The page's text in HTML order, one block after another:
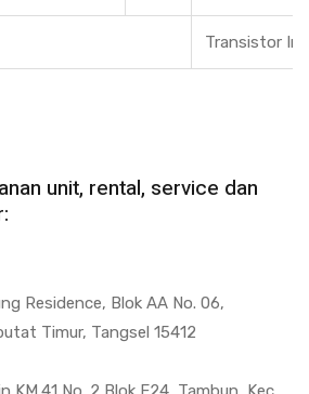
Transistor
unit, rental, service dan
Residence, Blok AA No. 06,
Timur, Tangsel 15412